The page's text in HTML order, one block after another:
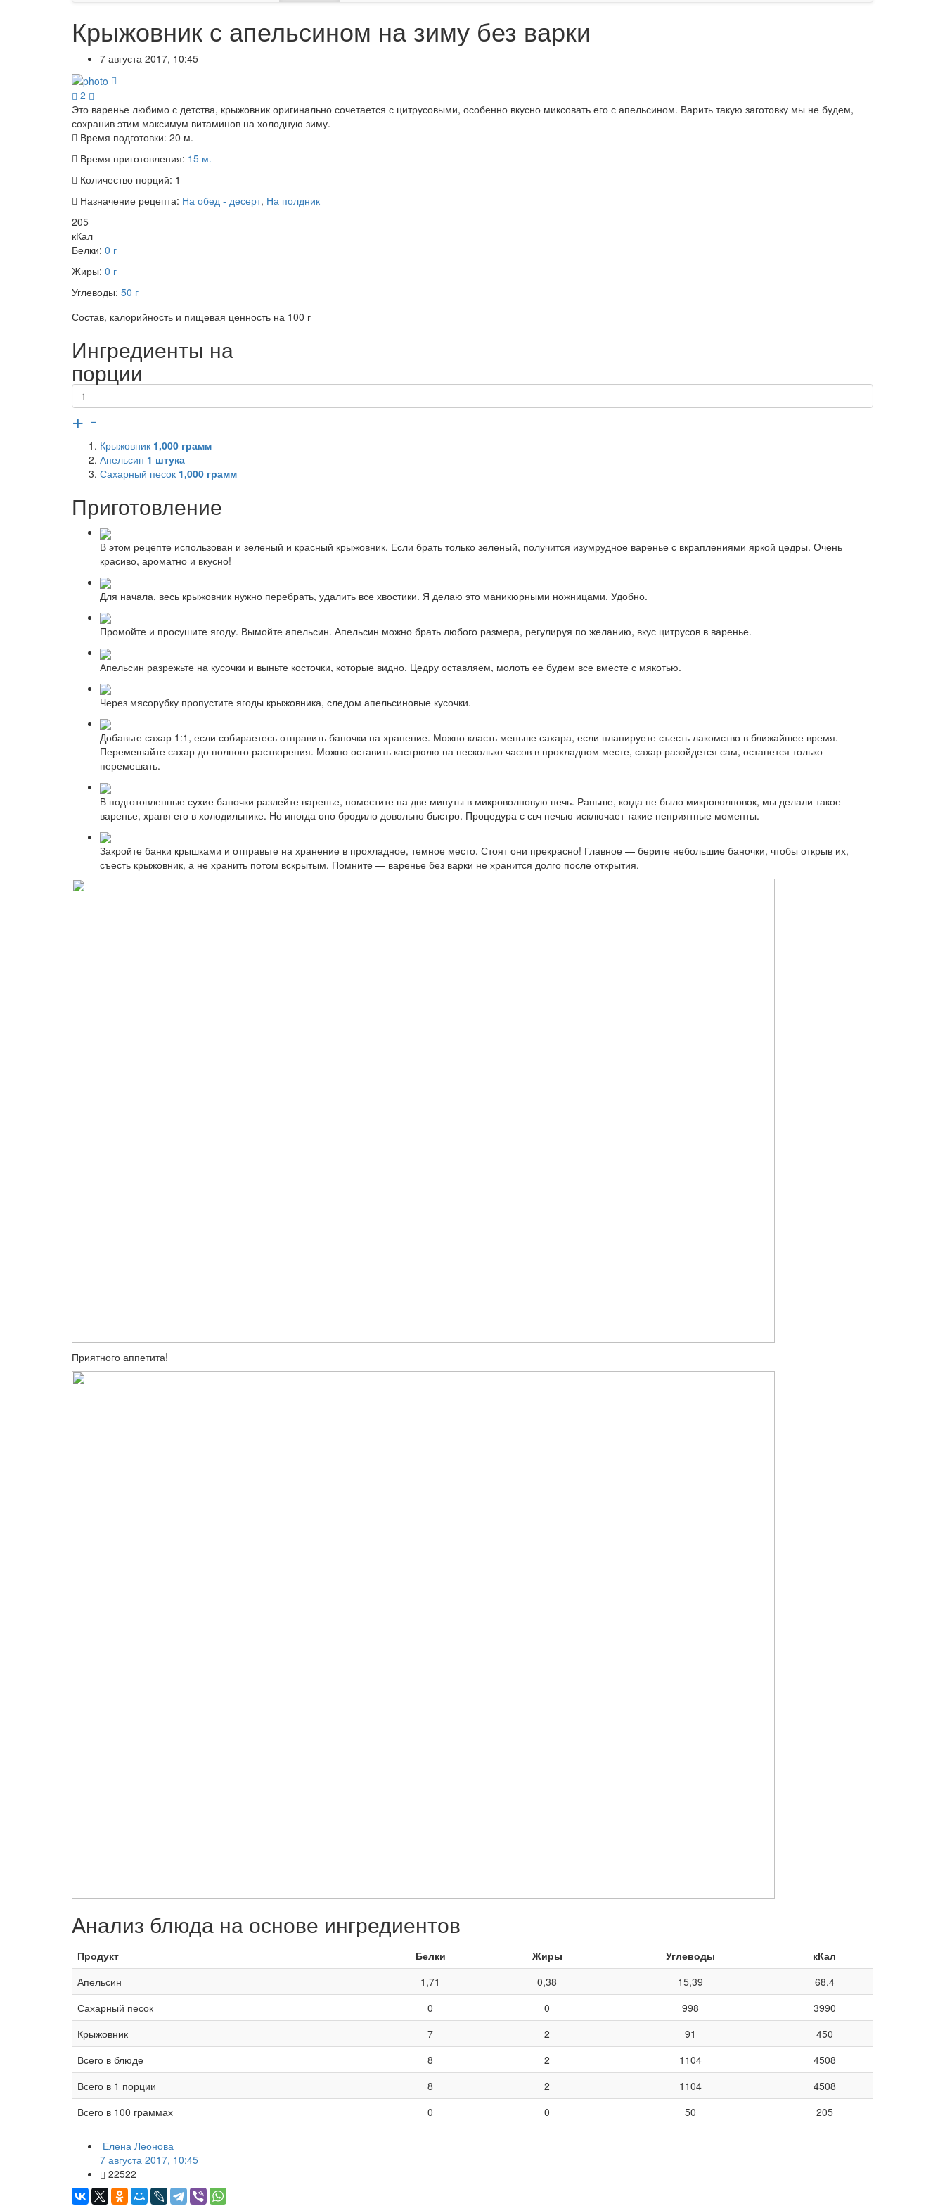
Крыжовник с апельсином на зиму без варки
7 августа 2017, 10:45
2
Это варенье любимо с детства, крыжовник оригинально сочетается с цитрусовыми, особенно вкусно миксовать его с апельсином. Варить такую заготовку мы не будем,
сохранив этим максимум витаминов на холодную зиму.
Время подготовки: 20 м.
Время приготовления: 15 м.
Количество порций: 1
Назначение рецепта: На обед - десерт, На полдник
205
кКал
Белки: 0 г
Жиры: 0 г
Углеводы: 50 г
Состав, калорийность и пищевая ценность на 100 г
Ингредиенты на
порции
+ -
Крыжовник 1,000 грамм
Апельсин 1 штука
Сахарный песок 1,000 грамм
Приготовление
В этом рецепте использован и зеленый и красный крыжовник. Если брать только зеленый, получится изумрудное варенье с вкраплениями яркой цедры. Очень
красиво, ароматно и вкусно!
Для начала, весь крыжовник нужно перебрать, удалить все хвостики. Я делаю это маникюрными ножницами. Удобно.
Промойте и просушите ягоду. Вымойте апельсин. Апельсин можно брать любого размера, регулируя по желанию, вкус цитрусов в варенье.
Апельсин разрежьте на кусочки и выньте косточки, которые видно. Цедру оставляем, молоть ее будем все вместе с мякотью.
Через мясорубку пропустите ягоды крыжовника, следом апельсиновые кусочки.
Добавьте сахар 1:1, если собираетесь отправить баночки на хранение. Можно класть меньше сахара, если планируете съесть лакомство в ближайшее время.
Перемешайте сахар до полного растворения. Можно оставить кастрюлю на несколько часов в прохладном месте, сахар разойдется сам, останется только
перемешать.
В подготовленные сухие баночки разлейте варенье, поместите на две минуты в микроволновую печь. Раньше, когда не было микроволновок, мы делали такое
варенье, храня его в холодильнике. Но иногда оно бродило довольно быстро. Процедура с свч печью исключает такие неприятные моменты.
Закройте банки крышками и отправьте на хранение в прохладное, темное место. Стоят они прекрасно! Главное — берите небольшие баночки, чтобы открыв их,
съесть крыжовник, а не хранить потом вскрытым. Помните — варенье без варки не хранится долго после открытия.
Приятного аппетита!
Анализ блюда на основе ингредиентов
Продукт Белки Жиры Углеводы
кКал
Апельсин
1,71 0,38 15,39
68,4
Сахарный песок
0 0 998
3990
Крыжовник
7 2 91
450
Всего в блюде
8 2 1104
4508
Всего в 1 порции
8 2 1104
4508
Всего в 100 граммах
0 0 50 205
Елена Леонова
7 августа 2017, 10:45
22522